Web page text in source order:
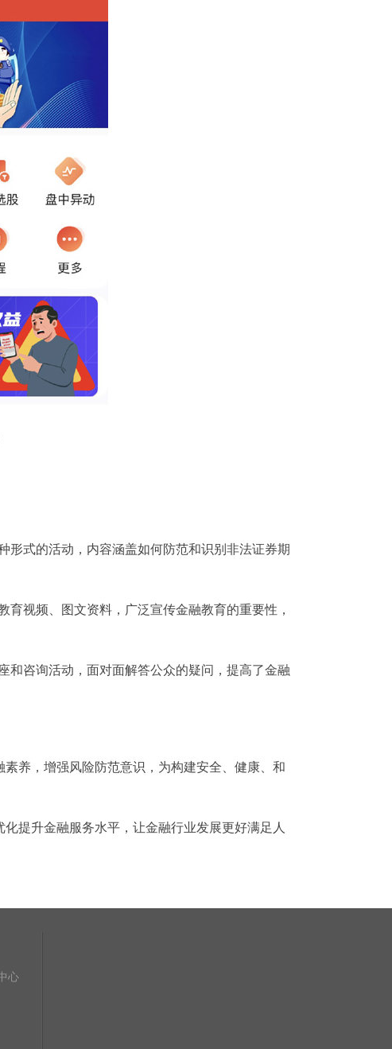
形式的活动，内容涵盖如何防范和识别非法证券期
视频、图文资料，广泛宣传金融教育的重要性，
和咨询活动，面对面解答公众的疑问，提高了金融
养，增强风险防范意识，为构建安全、健康、和
提升金融服务水平，让金融行业发展更好满足人
心